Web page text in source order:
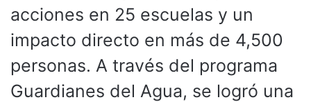
acciones en 25 escuelas y un
impacto directo en más de 4,500
personas. A través del programa
Guardianes del Agua, se logró una